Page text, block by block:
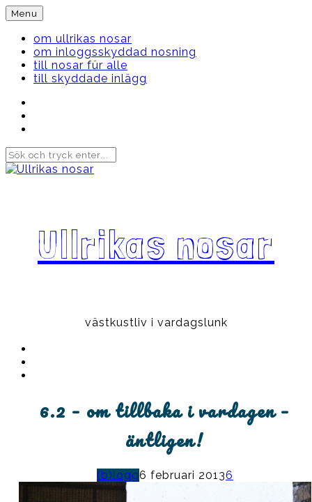
Skip
to
content
Menu
om ullrikas nosar
om inloggsskyddad nosning
till nosar für alle
till skyddade inlägg
Ullrikas nosar
västkustliv i vardagslunk
6.2 – om tillbaka i vardagen –
äntligen!
(b)logg6 februari 20136